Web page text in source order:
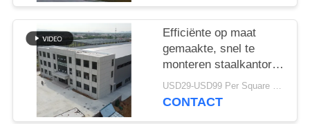
Efficiënte op maat
gemaakte, snel te
monteren staalkantoren
voor moderne bedrijvenUSD29-USD99 Per Square Meter MOQ:200 vierkante meter
CONTACT